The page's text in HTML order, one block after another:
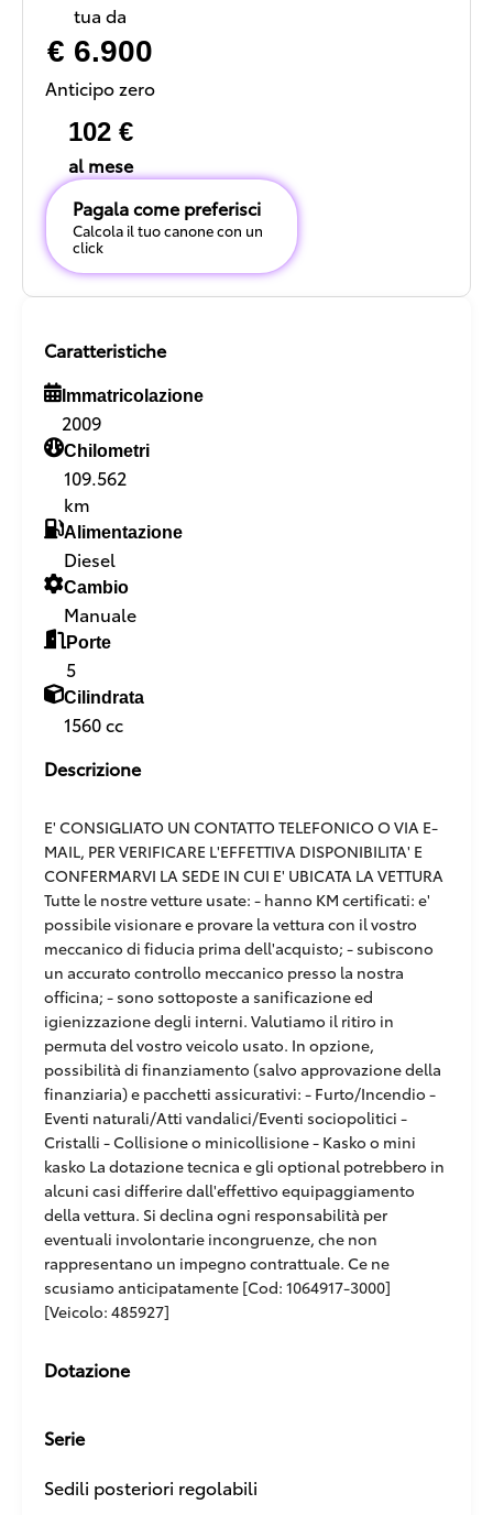
tua da
€ 6.900
Anticipo zero
102 €
al mese
Pagala come preferisci
Calcola il tuo canone con un
click
Caratteristiche
Immatricolazione
2009
Chilometri
109.562
km
Alimentazione
Diesel
Cambio
Manuale
Porte
5
Cilindrata
1560 cc
Descrizione
E' CONSIGLIATO UN CONTATTO TELEFONICO O VIA E-
MAIL, PER VERIFICARE L'EFFETTIVA DISPONIBILITA' E
CONFERMARVI LA SEDE IN CUI E' UBICATA LA VETTURA
Tutte le nostre vetture usate: - hanno KM certificati: e'
possibile visionare e provare la vettura con il vostro
meccanico di fiducia prima dell'acquisto; - subiscono
un accurato controllo meccanico presso la nostra
officina; - sono sottoposte a sanificazione ed
igienizzazione degli interni. Valutiamo il ritiro in
permuta del vostro veicolo usato. In opzione,
possibilità di finanziamento (salvo approvazione della
finanziaria) e pacchetti assicurativi: - Furto/Incendio -
Eventi naturali/Atti vandalici/Eventi sociopolitici -
Cristalli - Collisione o minicollisione - Kasko o mini
kasko La dotazione tecnica e gli optional potrebbero in
alcuni casi differire dall'effettivo equipaggiamento
della vettura. Si declina ogni responsabilità per
eventuali involontarie incongruenze, che non
rappresentano un impegno contrattuale. Ce ne
scusiamo anticipatamente [Cod: 1064917-3000]
[Veicolo: 485927]
Dotazione
Serie
Sedili posteriori regolabili